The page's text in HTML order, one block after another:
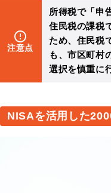
注意点
所得税で「申
住民税の課税
ため、住民税
も、市区町村
選択を慎重に
NISAを活用した